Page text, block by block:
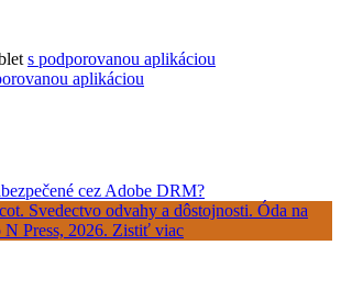
s podporovanou aplikáciou
aplikáciou
cez Adobe DRM?